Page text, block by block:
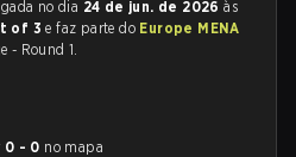
no dia 24 de jun. de 2026às
of 3e faz parte do Europe MENA
- Round 1.
0 - 0 no mapa